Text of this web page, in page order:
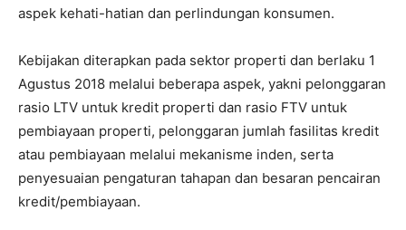
aspek kehati-hatian dan perlindungan konsumen.
Kebijakan diterapkan pada sektor properti dan berlaku 1
Agustus 2018 melalui beberapa aspek, yakni pelonggaran
rasio LTV untuk kredit properti dan rasio FTV untuk
pembiayaan properti, pelonggaran jumlah fasilitas kredit
atau pembiayaan melalui mekanisme inden, serta
penyesuaian pengaturan tahapan dan besaran pencairan
kredit/pembiayaan.